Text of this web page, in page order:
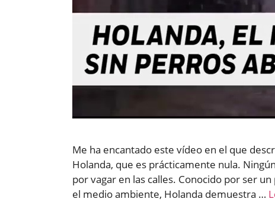
Me ha encantado este vídeo en el que
Holanda, que es prácticamente nula.
por vagar en las calles. Conocido por ser
el medio ambiente, Holanda demuestra …